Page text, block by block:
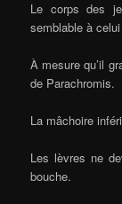
Le corps des
semblable à
À mesure qu’il
de Parachromis.
La mâchoire
Les lèvres ne
bouche.